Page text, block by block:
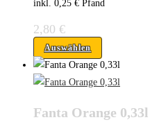
inkl. 0,25 € Pfand
2,80 €
Auswählen
Fanta Orange 0,33l